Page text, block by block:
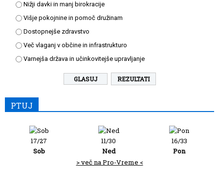
Nižji davki in manj birokracije
Višje pokojnine in pomoč družinam
Dostopnejše zdravstvo
Več vlaganj v občine in infrastrukturo
Varnejša država in učinkovitejše upravljanje
REZULTATI
PTUJ
17/27
Sob
11/30
Ned
16/33
Pon
> več na Pro-Vreme <